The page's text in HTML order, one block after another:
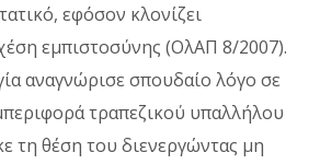
εφόσον κλονίζει
εμπιστοσύνης (ΟλΑΠ 8/2007).
αναγνώρισε σπουδαίο λόγο σε
τραπεζικού υπαλλήλου
τη θέση του διενεργώντας μη